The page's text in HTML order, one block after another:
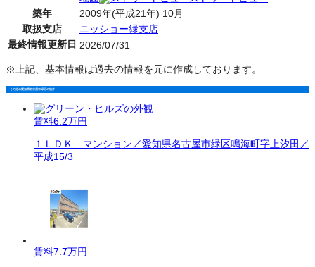
築年
2009年(平成21年) 10月
取扱支店
ニッショー緑支店
最終情報更新日 2026/07/31
※上記、基本情報は過去の情報を元に作成しております。
その他の愛知県名古屋市緑区の物件
賃料6.2万円
１ＬＤＫ マンション／愛知県名古屋市緑区鳴海町字上汐田／
平成15/3
賃料7.7万円